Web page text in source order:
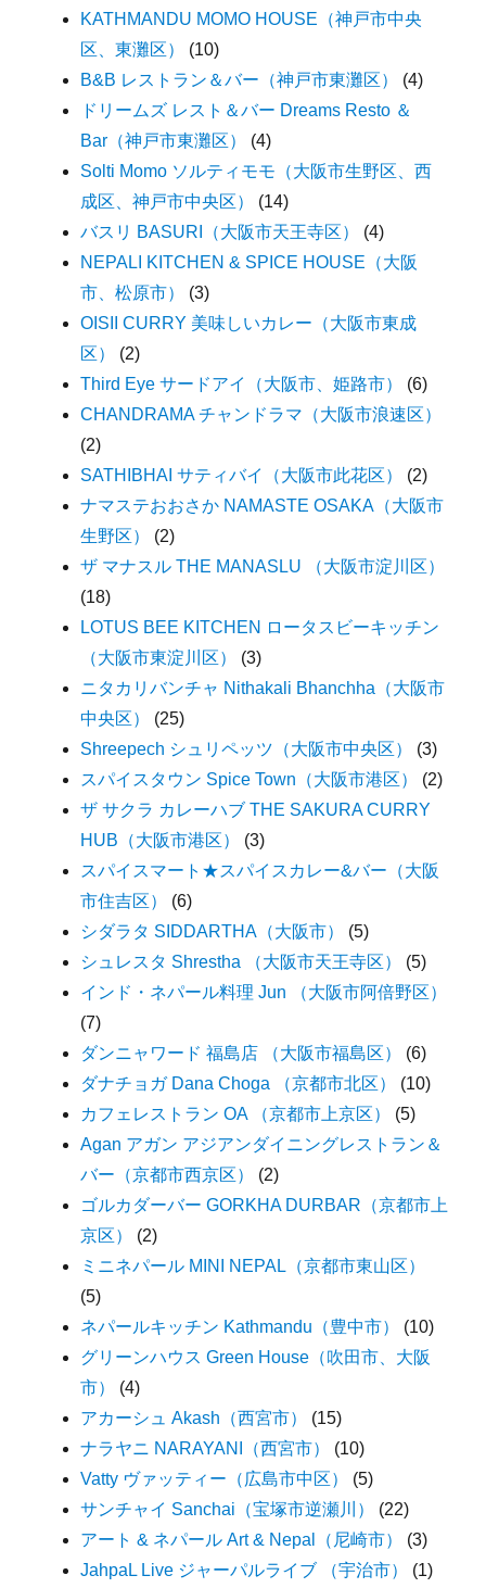
KATHMANDU MOMO HOUSE（神戸市中央
区、東灘区）
(10)
B&B レストラン＆バー（神戸市東灘区）
(4)
ドリームズ レスト＆バー Dreams Resto ＆
Bar（神戸市東灘区）
(4)
Solti Momo ソルティモモ（大阪市生野区、西
成区、神戸市中央区）
(14)
バスリ BASURI（大阪市天王寺区）
(4)
NEPALI KITCHEN & SPICE HOUSE（大阪
市、松原市）
(3)
OISII CURRY 美味しいカレー（大阪市東成
区）
(2)
Third Eye サードアイ（大阪市、姫路市）
(6)
CHANDRAMA チャンドラマ（大阪市浪速区）
(2)
SATHIBHAI サティバイ（大阪市此花区）
(2)
ナマステおおさか NAMASTE OSAKA（大阪市
生野区）
(2)
ザ マナスル THE MANASLU （大阪市淀川区）
(18)
LOTUS BEE KITCHEN ロータスビーキッチン
（大阪市東淀川区）
(3)
ニタカリバンチャ Nithakali Bhanchha（大阪市
中央区）
(25)
Shreepech シュリペッツ（大阪市中央区）
(3)
スパイスタウン Spice Town（大阪市港区）
(2)
ザ サクラ カレーハブ THE SAKURA CURRY
HUB（大阪市港区）
(3)
スパイスマート★スパイスカレー&バー（大阪
市住吉区）
(6)
シダラタ SIDDARTHA（大阪市）
(5)
シュレスタ Shrestha （大阪市天王寺区）
(5)
インド・ネパール料理 Jun （大阪市阿倍野区）
(7)
ダンニャワード 福島店 （大阪市福島区）
(6)
ダナチョガ Dana Choga （京都市北区）
(10)
カフェレストラン OA （京都市上京区）
(5)
Agan アガン アジアンダイニングレストラン＆
バー（京都市西京区）
(2)
ゴルカダーバー GORKHA DURBAR（京都市上
京区）
(2)
ミニネパール MINI NEPAL（京都市東山区）
(5)
ネパールキッチン Kathmandu（豊中市）
(10)
グリーンハウス Green House（吹田市、大阪
市）
(4)
アカーシュ Akash（西宮市）
(15)
ナラヤニ NARAYANI（西宮市）
(10)
Vatty ヴァッティー（広島市中区）
(5)
サンチャイ Sanchai（宝塚市逆瀬川）
(22)
アート & ネパール Art & Nepal（尼崎市）
(3)
JahpaL Live ジャーパルライブ （宇治市）
(1)